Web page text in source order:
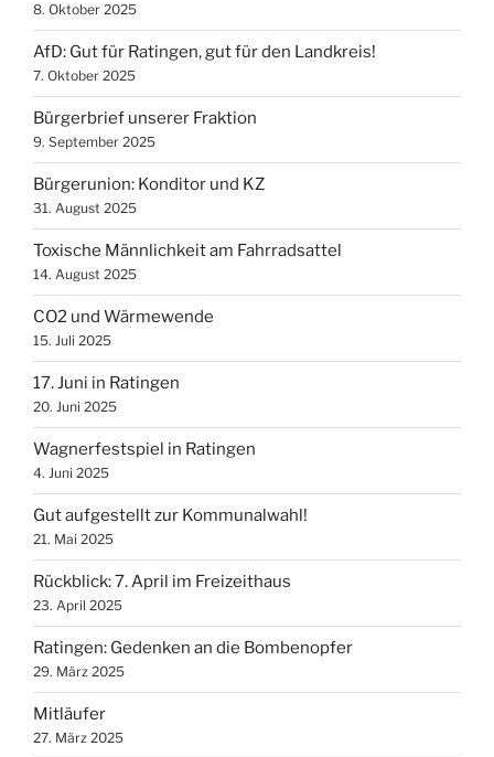
8. Oktober 2025
AfD: Gut für Ratingen, gut für den Landkreis!
7. Oktober 2025
Bürgerbrief unserer Fraktion
9. September 2025
Bürgerunion: Konditor und KZ
31. August 2025
Toxische Männlichkeit am Fahrradsattel
14. August 2025
CO2 und Wärmewende
15. Juli 2025
17. Juni in Ratingen
20. Juni 2025
Wagnerfestspiel in Ratingen
4. Juni 2025
Gut aufgestellt zur Kommunalwahl!
21. Mai 2025
Rückblick: 7. April im Freizeithaus
23. April 2025
Ratingen: Gedenken an die Bombenopfer
29. März 2025
Mitläufer
27. März 2025